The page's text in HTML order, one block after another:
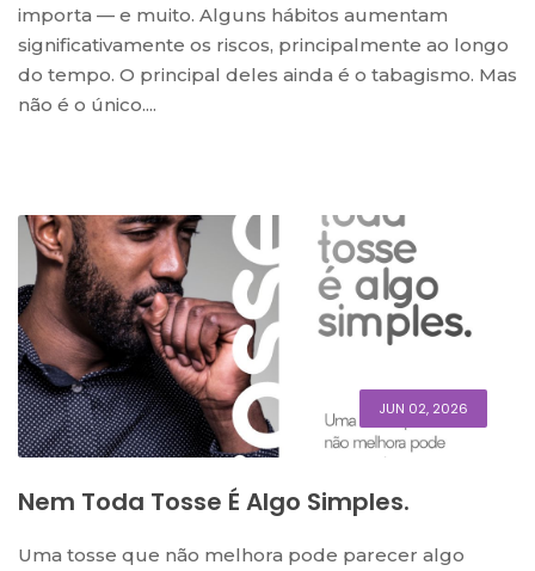
importa — e muito. Alguns hábitos aumentam
significativamente os riscos, principalmente ao longo
do tempo. O principal deles ainda é o tabagismo. Mas
não é o único....
JUN 02, 2026
Nem Toda Tosse É Algo Simples.
Uma tosse que não melhora pode parecer algo